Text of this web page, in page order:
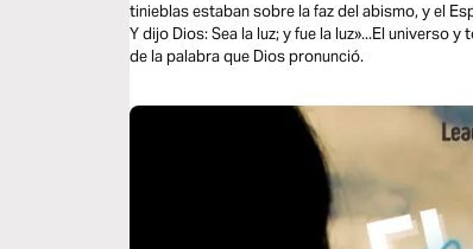
tinieblas estaban sobre la faz del abismo, y el
Y dijo Dios: Sea la luz; y fue la luz»...El universo
de la palabra que Dios pronunció.